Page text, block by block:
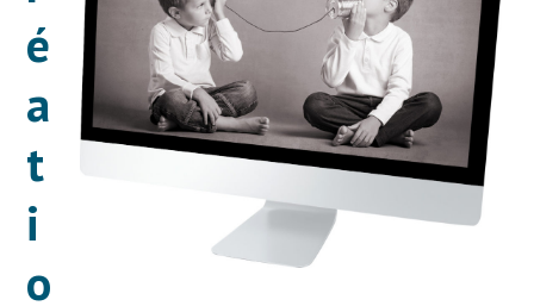
é
a
t
i
o